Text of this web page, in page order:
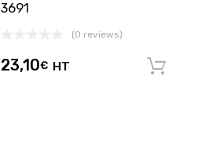
3691
(0 reviews)
23,10€ HT